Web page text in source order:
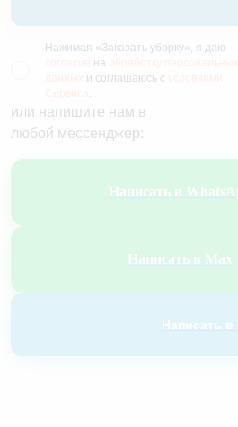
Нажимая «Заказать уборку», я даю
на
и соглашаюсь с
или напишите нам в
любой мессенджер:
Написать в
Написать в Max
Написать в